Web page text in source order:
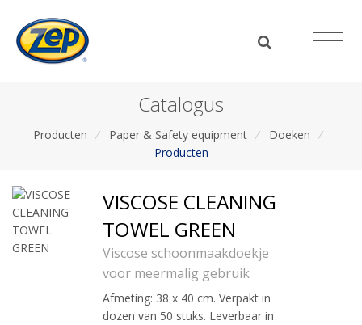
Catalogus
Producten / Paper & Safety equipment / Doeken /
Producten
VISCOSE CLEANING
TOWEL GREEN
Viscose schoonmaakdoekje
voor meermalig gebruik
Afmeting: 38 x 40 cm. Verpakt in
dozen van 50 stuks. Leverbaar in